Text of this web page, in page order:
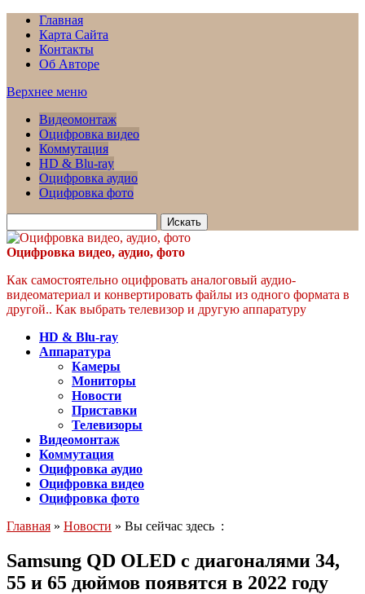
Главная
Карта Сайта
Контакты
Об Авторе
Верхнее меню
Видеомонтаж
Оцифровка видео
Коммутация
HD & Blu-ray
Оцифровка аудио
Оцифровка фото
для:
Оцифровка видео, аудио, фото
Как самостоятельно оцифровать аналоговый аудио-
видеоматериал и конвертировать файлы из одного формата в
другой.. Как выбрать телевизор и другую аппаратуру
HD & Blu-ray
Аппаратура
Камеры
Мониторы
Новости
Приставки
Телевизоры
Видеомонтаж
Коммутация
Оцифровка аудио
Оцифровка видео
Оцифровка фото
Главная » Новости » Вы сейчас здесь :
Samsung QD OLED с диагоналями 34,
55 и 65 дюймов появятся в 2022 году